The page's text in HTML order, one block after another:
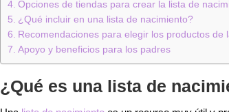
Opciones de tiendas para crear la lista de
¿Qué incluir en una lista de nacimiento?
Recomendaciones para elegir los productos de
Apoyo y beneficios para los padres
¿Qué es una lista de